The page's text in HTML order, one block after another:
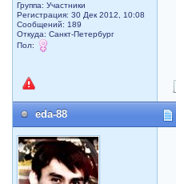
Группа: Участники
Регистрация: 30 Дек 2012, 10:08
Сообщений: 189
Откуда: Санкт-Петербург
Пол:
eda-88